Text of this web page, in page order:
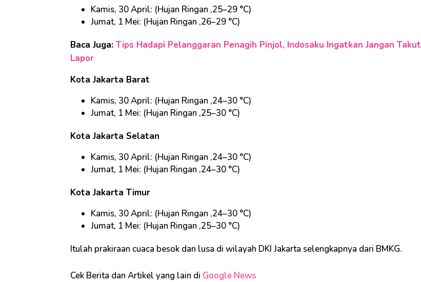
Kamis, 30 April: (Hujan Ringan ,25–29 °C)
Jumat, 1 Mei: (Hujan Ringan ,26–29 °C)
Baca Juga: Tips Hadapi Pelanggaran Penagih Pinjol, Indosaku Ingatkan Jangan Takut
Lapor
Kota Jakarta Barat
Kamis, 30 April: (Hujan Ringan ,24–30 °C)
Jumat, 1 Mei: (Hujan Ringan ,25–30 °C)
Kota Jakarta Selatan
Kamis, 30 April: (Hujan Ringan ,24–30 °C)
Jumat, 1 Mei: (Hujan Ringan ,24–30 °C)
Kota Jakarta Timur
Kamis, 30 April: (Hujan Ringan ,24–30 °C)
Jumat, 1 Mei: (Hujan Ringan ,25–30 °C)
Itulah prakiraan cuaca besok dan lusa di wilayah DKI Jakarta selengkapnya dari BMKG.
Cek Berita dan Artikel yang lain di Google News